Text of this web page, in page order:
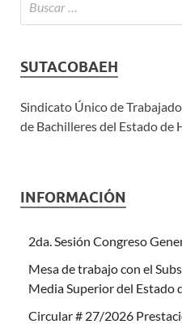
SUTACOBAEH
Sindicato Único de
de Bachilleres del Estado de
INFORMACIÓN
2da. Sesión Congreso
Mesa de trabajo con el
Media Superior del Estado
Circular # 27/2026